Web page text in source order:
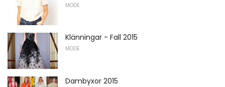
MODE
Klänningar - Fall 2015
MODE
Dambyxor 2015